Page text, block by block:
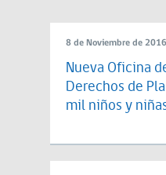
8 de Noviembre de 2016
Nueva Oficina
Derechos de
mil niños y